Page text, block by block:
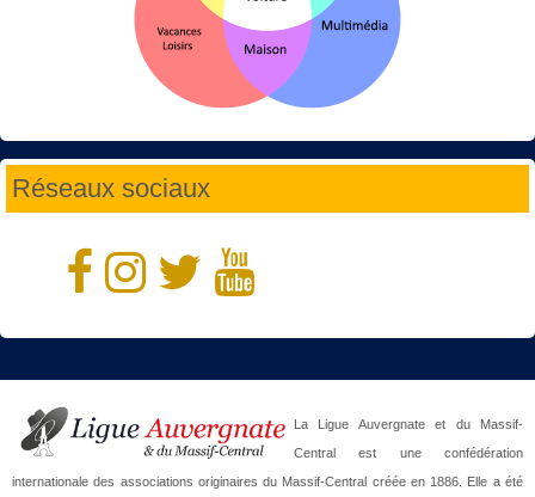
Réseaux sociaux
La Ligue Auvergnate et du Massif-
Central est une confédération
internationale des associations originaires du Massif-Central créée en 1886. Elle a été